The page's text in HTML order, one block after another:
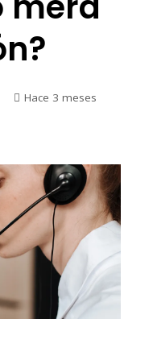
Hace 3 meses